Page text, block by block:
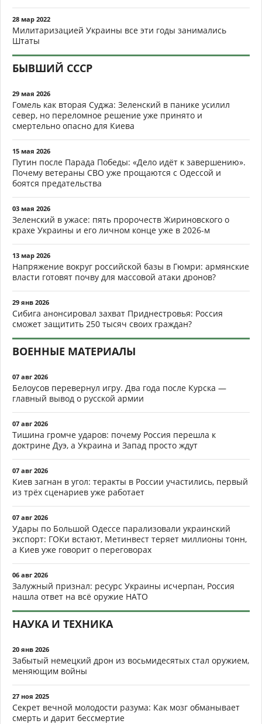
28 мар 2022
Милитаризацией Украины все эти годы занимались
Штаты
БЫВШИЙ СССР
29 мая 2026
Гомель как вторая Суджа: Зеленский в панике усилил
север, но переломное решение уже принято и
смертельно опасно для Киева
15 мая 2026
Путин после Парада Победы: «Дело идёт к завершению».
Почему ветераны СВО уже прощаются с Одессой и
боятся предательства
03 мая 2026
Зеленский в ужасе: пять пророчеств Жириновского о
крахе Украины и его личном конце уже в 2026-м
13 мар 2026
Напряжение вокруг российской базы в Гюмри: армянские
власти готовят почву для массовой атаки дронов?
29 янв 2026
Сибига анонсировал захват Приднестровья: Россия
сможет защитить 250 тысяч своих граждан?
ВОЕННЫЕ МАТЕРИАЛЫ
07 авг 2026
Белоусов перевернул игру. Два года после Курска —
главный вывод о русской армии
07 авг 2026
Тишина громче ударов: почему Россия перешла к
доктрине Дуэ, а Украина и Запад просто ждут
07 авг 2026
Киев загнан в угол: теракты в России участились, первый
из трёх сценариев уже работает
07 авг 2026
Удары по Большой Одессе парализовали украинский
экспорт: ГОКи встают, Метинвест теряет миллионы тонн,
а Киев уже говорит о переговорах
06 авг 2026
Залужный признал: ресурс Украины исчерпан, Россия
нашла ответ на всё оружие НАТО
НАУКА И ТЕХНИКА
20 янв 2026
Забытый немецкий дрон из восьмидесятых стал оружием,
меняющим войны
27 ноя 2025
Секрет вечной молодости разума: Как мозг обманывает
смерть и дарит бессмертие